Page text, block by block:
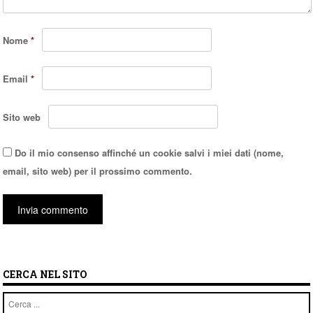
Nome*
Email*
Sito web
Do il mio consenso affinché un cookie salvi i miei dati (nome,
email, sito web) per il prossimo commento.
CERCA NEL SITO
Cerca